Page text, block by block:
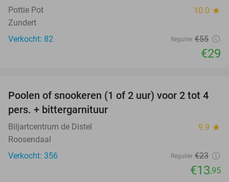
Pottie Pot 10.0 star
Zundert
Verkocht: 82
Regulier €55
€29
39%
Poolen of snookeren (1 of 2 uur) voor 2 tot 4
pers. + bittergarnituur
Biljartcentrum de Distel 9.9 star
Roosendaal
Verkocht: 356
Regulier €23
€13,95